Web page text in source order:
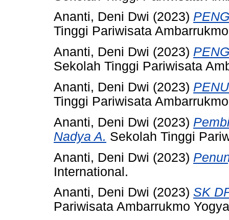
Ananti, Deni Dwi (2023)
Tinggi Pariwisata
Ananti, Deni Dwi (2023)
Sekolah Tinggi Pariwisata
Ananti, Deni Dwi (2023)
Tinggi Pariwisata
Ananti, Deni Dwi (2023)
Nadya A. Sekolah Tinggi
Ananti, Deni Dwi (2023)
International.
Ananti, Deni Dwi (2023) SK
Pariwisata Ambarrukmo